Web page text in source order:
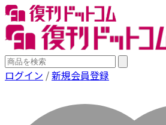
ログイン /新規会員登録